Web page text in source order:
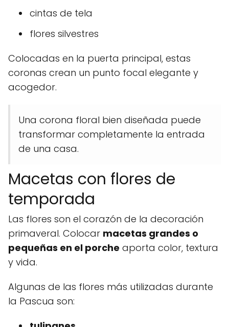
cintas de tela
flores silvestres
Colocadas en la puerta principal, estas
coronas crean un punto focal elegante y
acogedor.
Una corona floral bien diseñada puede
transformar completamente la entrada
de una casa.
Macetas con flores de
temporada
Las flores son el corazón de la decoración
primaveral. Colocar macetas grandes o
pequeñas en el porche aporta color, textura
y vida.
Algunas de las flores más utilizadas durante
la Pascua son: